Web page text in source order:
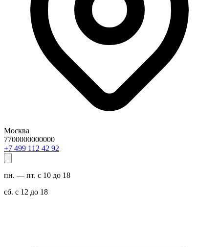
Москва
7700000000000
29 24 211 994 7+
пн. — пт. с 10 до 18
сб. с 12 до 18